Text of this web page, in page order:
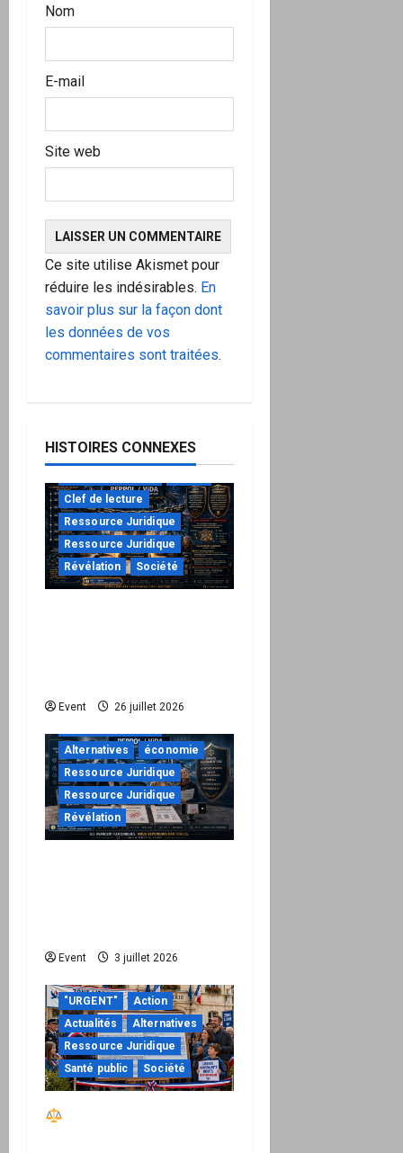
Nom
E-mail
Site web
Ce site utilise Akismet pour
réduire les indésirables. En
savoir plus sur la façon dont
les données de vos
commentaires sont traitées.
HISTOIRES CONNEXES
Clef de lecture
Ressource Juridique
Ressource Juridique
Révélation
Société
Event 26 juillet 2026
"URGENT"
Alternatives
économie
Ressource Juridique
Ressource Juridique
Révélation
Event 3 juillet 2026
"URGENT"
Action
Actualités
Alternatives
Ressource Juridique
Santé public
Société